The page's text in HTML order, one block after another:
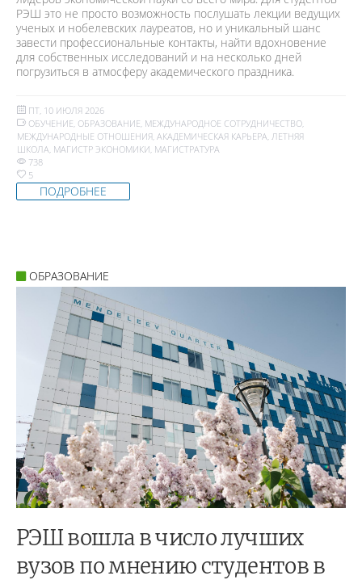
РЭШ это не просто возможность послушать лекции ведущих
ученых и нобелевских лауреатов, но и уникальный шанс
завести профессиональные контакты, найти вдохновение
для собственных исследований и на несколько дней
погрузиться в атмосферу академического праздника.
ПТ, 10 ИЮЛЯ 2026
ОБУЧЕНИЕ, ОБРАЗОВАНИЕ, МЕЖДУНАРОДНОЕ СОТРУДНИЧЕСТВО,
МЕЖДУНАРОДНЫЕ ОТНОШЕНИЯ, АКАДЕМИЧЕСКАЯ КАРЬЕРА, ЛЕТНЯЯ
ШКОЛА, МАГИСТР ЭКОНОМИКИ, МАГИСТРАТУРА
738
5
ПОДРОБНЕЕ
ОБРАЗОВАНИЕ
РЭШ вошла в число лучших
вузов по мнению студентов в